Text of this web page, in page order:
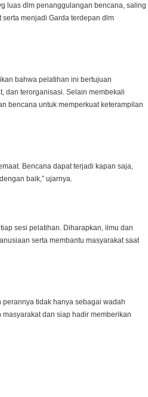
luas dlm penanggulangan bencana, saling
menjadi Garda terdepan dlm
bahwa pelatihan ini bertujuan
dan terorganisasi. Selain membekali
bencana untuk memperkuat keterampilan
Bencana dapat terjadi kapan saja,
baik,” ujarnya.
sesi pelatihan. Diharapkan, ilmu dan
serta membantu masyarakat saat
tidak hanya sebagai wadah
dan siap hadir memberikan